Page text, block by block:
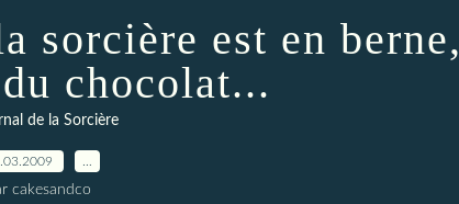
sorcière est en berne,
chocolat...
de la Sorcière
cakesandco